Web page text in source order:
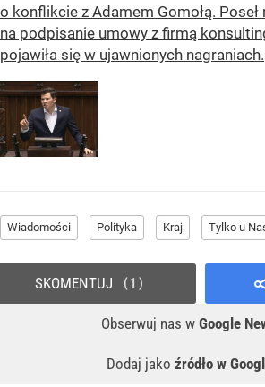
o konflikcie z Adamem Gomołą. Poseł
na podpisanie umowy z firmą
pojawiła się w ujawnionych nagraniach.
Wiadomości Polityka Kraj Tylko u
Obserwuj nas w Google
Dodaj jako źródło w
SKOMENTUJ 1